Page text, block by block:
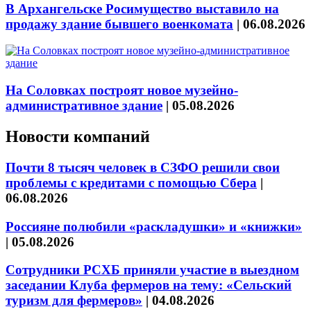
В Архангельске Росимущество выставило на
продажу здание бывшего военкомата | 06.08.2026
На Соловках построят новое музейно-
административное здание | 05.08.2026
Новости компаний
Почти 8 тысяч человек в СЗФО решили свои
проблемы с кредитами с помощью Сбера |
06.08.2026
Россияне полюбили «раскладушки» и «книжки»
| 05.08.2026
Сотрудники РСХБ приняли участие в выездном
заседании Клуба фермеров на тему: «Сельский
туризм для фермеров» | 04.08.2026